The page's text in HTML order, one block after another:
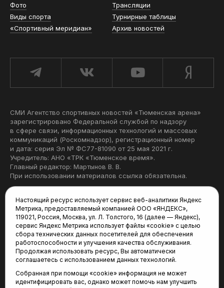
Фото
Трансляции
Виды спорта
Турнирные таблицы
«Спортивный меридиан»
Архив новостей
СМИ Агентство спортивных новостей «Тюменская арена»
зарегистрировано Федеральной службой по надзору
в сфере связи, информационных технологий и массовых
коммуникаций (Роскомнадзор), регистрационный номер
и дата: серия Эл № ФС77-81090 от 25 мая 2021 г.
Учредитель: АНО «ТРК «Тюменское время».
Главный редактор: Мартынов В. В.
При использовании материалов ссылка обязательна.
Редакция:
625035, Тюмень, пр. Геологоразведчиков, 28А
(3452) 68-22-28
tum-arena@mail.ru
Отдел продаж:
(3452) 68-89-78
kotovaev@sibinformburo.ru
Настоящий ресурс использует сервис веб-аналитики Яндекс
Метрика, предоставляемый компанией ООО «ЯНДЕКС»,
119021, Россия, Москва, ул. Л. Толстого, 16 (далее — Яндекс),
сервис Яндекс Метрика использует файлы «cookie» с целью
сбора технических данных посетителей для обеспечения
работоспособности и улучшения качества обслуживания.
Продолжая использовать ресурс, Вы автоматически
соглашаетесь с использованием данных технологий.
Собранная при помощи «cookie» информация не может
идентифицировать вас, однако может помочь нам улучшить